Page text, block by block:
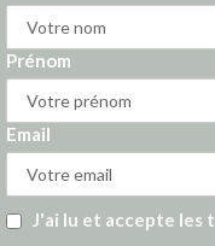
Prénom
Email
J'ai lu et accepte les